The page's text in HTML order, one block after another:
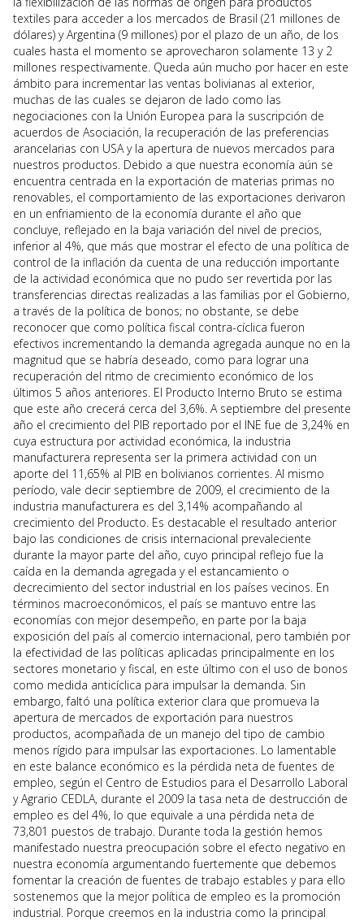
textiles para acceder a los mercados de Brasil (21 millones de
dólares) y Argentina (9 millones) por el plazo de un año, de los
cuales hasta el momento se aprovecharon solamente 13 y 2
millones respectivamente. Queda aún mucho por hacer en este
ámbito para incrementar las ventas bolivianas al exterior,
muchas de las cuales se dejaron de lado como las
negociaciones con la Unión Europea para la suscripción de
acuerdos de Asociación, la recuperación de las preferencias
arancelarias con USA y la apertura de nuevos mercados para
nuestros productos. Debido a que nuestra economía aún se
encuentra centrada en la exportación de materias primas no
renovables, el comportamiento de las exportaciones derivaron
en un enfriamiento de la economía durante el año que
concluye, reflejado en la baja variación del nivel de precios,
inferior al 4%, que más que mostrar el efecto de una política de
control de la inflación da cuenta de una reducción importante
de la actividad económica que no pudo ser revertida por las
transferencias directas realizadas a las familias por el Gobierno,
a través de la política de bonos; no obstante, se debe
reconocer que como política fiscal contra-cíclica fueron
efectivos incrementando la demanda agregada aunque no en la
magnitud que se habría deseado, como para lograr una
recuperación del ritmo de crecimiento económico de los
últimos 5 años anteriores. El Producto Interno Bruto se estima
que este año crecerá cerca del 3,6%. A septiembre del presente
año el crecimiento del PIB reportado por el INE fue de 3,24% en
cuya estructura por actividad económica, la industria
manufacturera representa ser la primera actividad con un
aporte del 11,65% al PIB en bolivianos corrientes. Al mismo
período, vale decir septiembre de 2009, el crecimiento de la
industria manufacturera es del 3,14% acompañando al
crecimiento del Producto. Es destacable el resultado anterior
bajo las condiciones de crisis internacional prevaleciente
durante la mayor parte del año, cuyo principal reflejo fue la
caída en la demanda agregada y el estancamiento o
decrecimiento del sector industrial en los países vecinos. En
términos macroeconómicos, el país se mantuvo entre las
economías con mejor desempeño, en parte por la baja
exposición del país al comercio internacional, pero también por
la efectividad de las políticas aplicadas principalmente en los
sectores monetario y fiscal, en este último con el uso de bonos
como medida anticíclica para impulsar la demanda. Sin
embargo, faltó una política exterior clara que promueva la
apertura de mercados de exportación para nuestros
productos, acompañada de un manejo del tipo de cambio
menos rígido para impulsar las exportaciones. Lo lamentable
en este balance económico es la pérdida neta de fuentes de
empleo, según el Centro de Estudios para el Desarrollo Laboral
y Agrario CEDLA, durante el 2009 la tasa neta de destrucción de
empleo es del 4%, lo que equivale a una pérdida neta de
73,801 puestos de trabajo. Durante toda la gestión hemos
manifestado nuestra preocupación sobre el efecto negativo en
nuestra economía argumentando fuertemente que debemos
fomentar la creación de fuentes de trabajo estables y para ello
sostenemos que la mejor política de empleo es la promoción
industrial. Porque creemos en la industria como la principal